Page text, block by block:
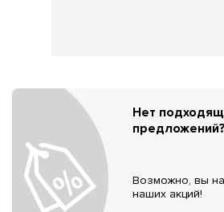
Нет
предложений?
Возможно, вы
наших акций!